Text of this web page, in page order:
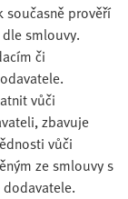
současně prověří
smlouvy.
či
vůči
zbavuje
vůči
ze smlouvy s